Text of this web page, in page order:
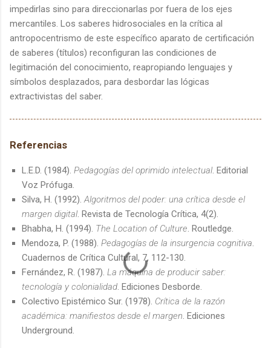
impedirlas sino para direccionarlas por fuera de los ejes
mercantiles. Los saberes hidrosociales en la crítica al
antropocentrismo de este específico aparato de certificación
de saberes (títulos) reconfiguran las condiciones de
legitimación del conocimiento, reapropiando lenguajes y
símbolos desplazados, para desbordar las lógicas
extractivistas del saber.
Referencias
L.E.D. (1984). Pedagogías del oprimido intelectual. Editorial
Voz Prófuga.
Silva, H. (1992). Algoritmos del poder: una crítica desde el
margen digital. Revista de Tecnología Crítica, 4(2).
Bhabha, H. (1994). The Location of Culture . Routledge.
Mendoza, P. (1988). Pedagogías de la insurgencia cognitiva
Cuadernos de Crítica Cultural, 7, 112-130.
Fernández, R. (1987). La máquina de producir saber:
tecnología y colonialidad . Ediciones Desborde.
Colectivo Epistémico Sur. (1978). Crítica de la razón
académica: manifiestos desde el margen . Ediciones
Underground.